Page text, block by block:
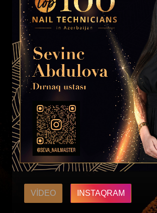
VIDEO INSTAQRAM